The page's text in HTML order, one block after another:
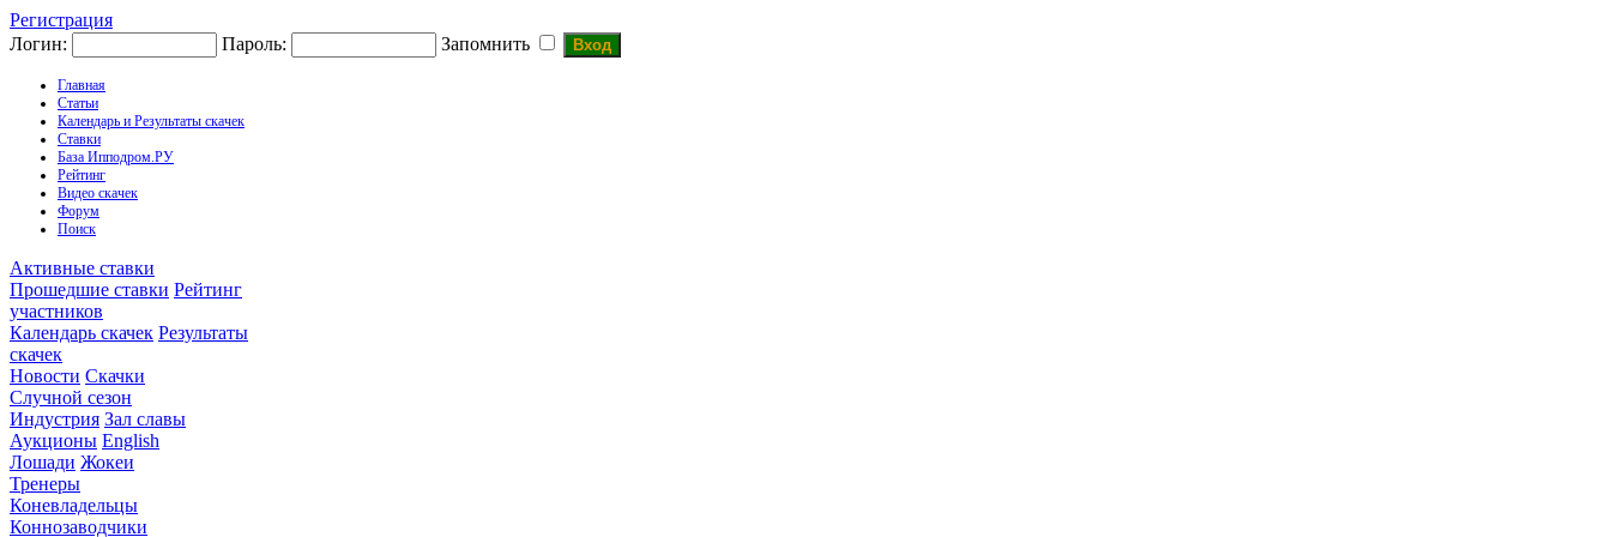
Регистрация
Логин:
Пароль: Запомнить
Главная
Статьи
Календарь и Результаты скачек
Ставки
База Ипподром.РУ
Рейтинг
Видео скачек
Форум
Поиск
Активные ставки
Прошедшие ставки Рейтинг
участников
Календарь скачек Результаты
скачек
Новости Скачки
Случной сезон
Индустрия Зал славы
Аукционы English
Лошади Жокеи
Тренеры
Коневладельцы
Коннозаводчики